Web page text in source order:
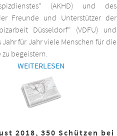
(AKHD) und des
Freunde und Unterstützer der
Düsseldorf“ (VDFU) und
Jahr für Jahr viele Menschen für die
zu begeistern.
WEITERLESEN
2018, 350 Schützen bei